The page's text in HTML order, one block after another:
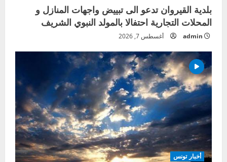
بلدية القيروان تدعو الى تبييض واجهات المنازل و
المحلات التجارية احتفالا بالمولد النبوي الشريف
admin أغسطس 7, 2026
أخبار تونس